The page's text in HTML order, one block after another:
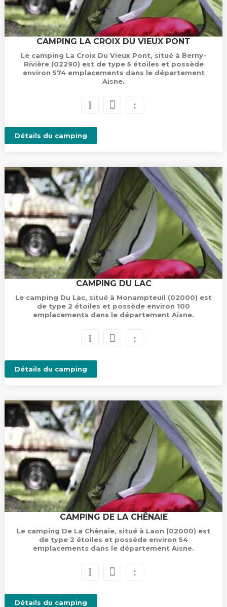
CAMPING LA CROIX DU VIEUX PONT
Le camping La Croix Du Vieux Pont, situé à Berny-
Rivière (02290) est de type 5 étoiles et possède
environ 574 emplacements dans le département
Aisne.
Détails du camping
CAMPING DU LAC
Le camping Du Lac, situé à Monampteuil (02000) est
de type 2 étoiles et possède environ 100
emplacements dans le département Aisne.
Détails du camping
CAMPING DE LA CHÊNAIE
Le camping De La Chênaie, situé à Laon (02000) est
de type 2 étoiles et possède environ 54
emplacements dans le département Aisne.
Détails du camping